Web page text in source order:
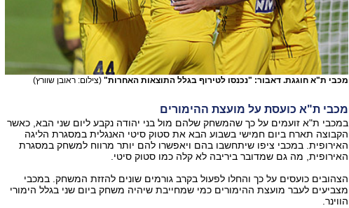
מכבי ת"א חוגגת. דאבור: "נכנסו לטירוף בגלל התוצאות האחרות" (צילום: ראובן שוורץ)
מכבי ת"א כועסת על מועצת ההימורים
במכבי ת"א זועמים על כך שהמשחק שלהם מול בני יהודה נקבע ליום שני הבא, כאשר
הקבוצה תארח ביום חמישי בשבוע הבא את סטוק סיטי האנגלית במסגרת הליגה
האירופית. במכבי ציפו שיתחשבו בהם ויאפשרו להם יותר מרווח למשחק במסגרת
האירופית, מה גם שמדובר ביריבה לא קלה כמו סטוק סיטי.
הצהובים כועסים על כך והחלו לפעול בקרב גורמים שונים להזזת המשחק. במכבי
מצביעים לעבר מועצת ההימורים כמי שמחייבת שיהיה משחק ביום שני בגלל הימורי
הווינר.